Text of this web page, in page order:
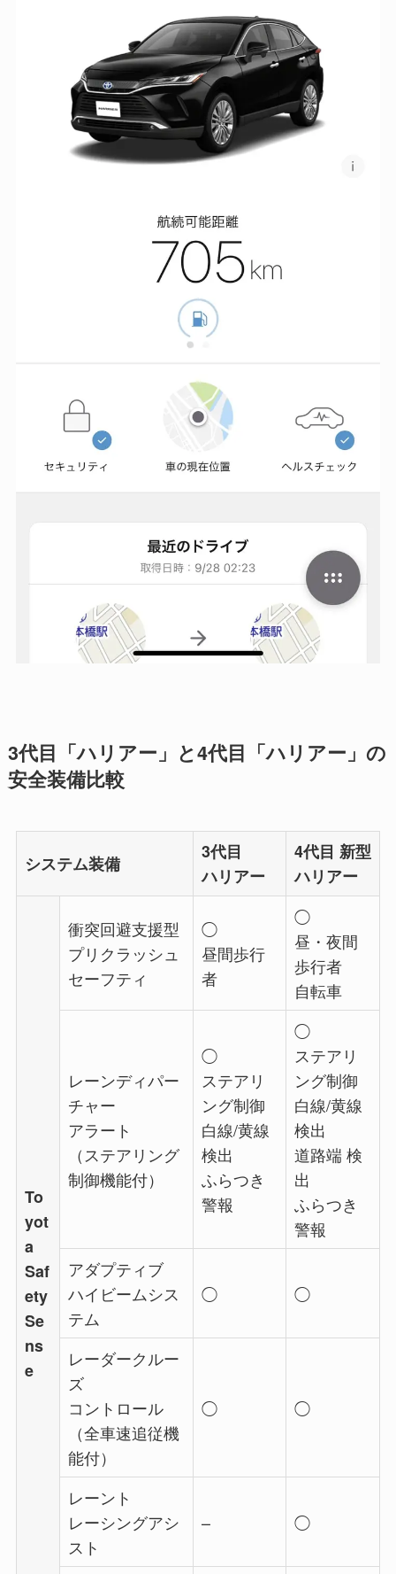
3代目「ハリアー」と4代目「ハリアー」の
安全装備比較
システム装備
3代目
ハリアー
4代目 新型
ハリアー
To
yot
a
Saf
ety
Se
ns
e
衝突回避支援型
プリクラッシュ
セーフティ
◯
昼間歩行
者
◯
昼・夜間
歩行者
自転車
レーンディパー
チャー
アラート
（ステアリング
制御機能付）
◯
ステアリ
ング制御
白線/黄線
検出
ふらつき
警報
◯
ステアリ
ング制御
白線/黄線
検出
道路端 検
出
ふらつき
警報
アダプティブ
ハイビームシス
テム
◯ ◯
レーダークルー
ズ
コントロール
（全車速追従機
能付）
◯ ◯
レーント
レーシングアシ
スト
– ◯